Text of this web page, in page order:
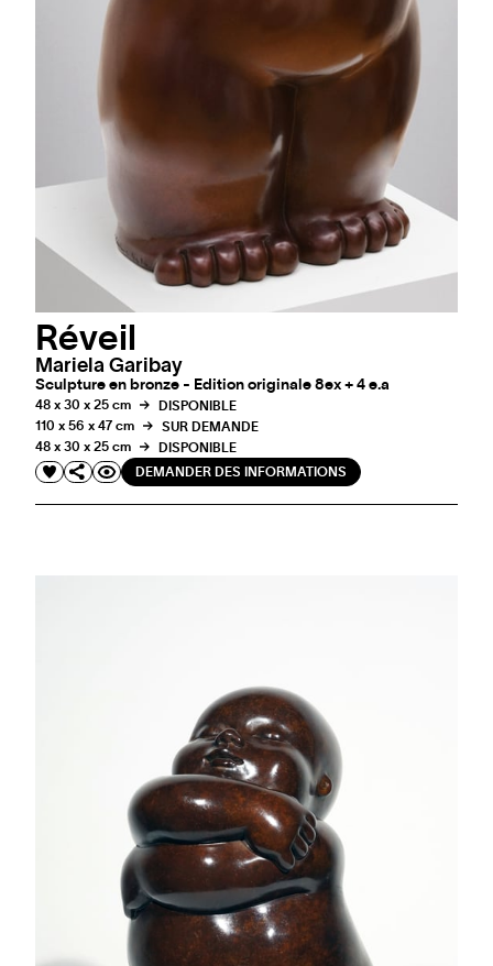
Réveil
Mariela Garibay
Sculpture en bronze - Edition originale 8ex + 4 e.a
48 x 30 x 25 cm
DISPONIBLE
110 x 56 x 47 cm
SUR DEMANDE
48 x 30 x 25 cm
DISPONIBLE
DEMANDER DES INFORMATIONS